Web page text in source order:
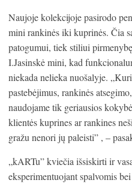
Naujoje kolekcijoje pasirodo
mini rankinės iki kuprinės. Čia
patogumui, tiek stiliui
I.Jasinskė mini, kad
niekada nelieka nuošalyje.
pastebėjimus, rankinės
naudojame tik geriausios
klientės kuprines ar rankines
gražu nenori jų paleisti” , –
„kARTu” kviečia išsiskirti ir
eksperimentuojant spalvomis